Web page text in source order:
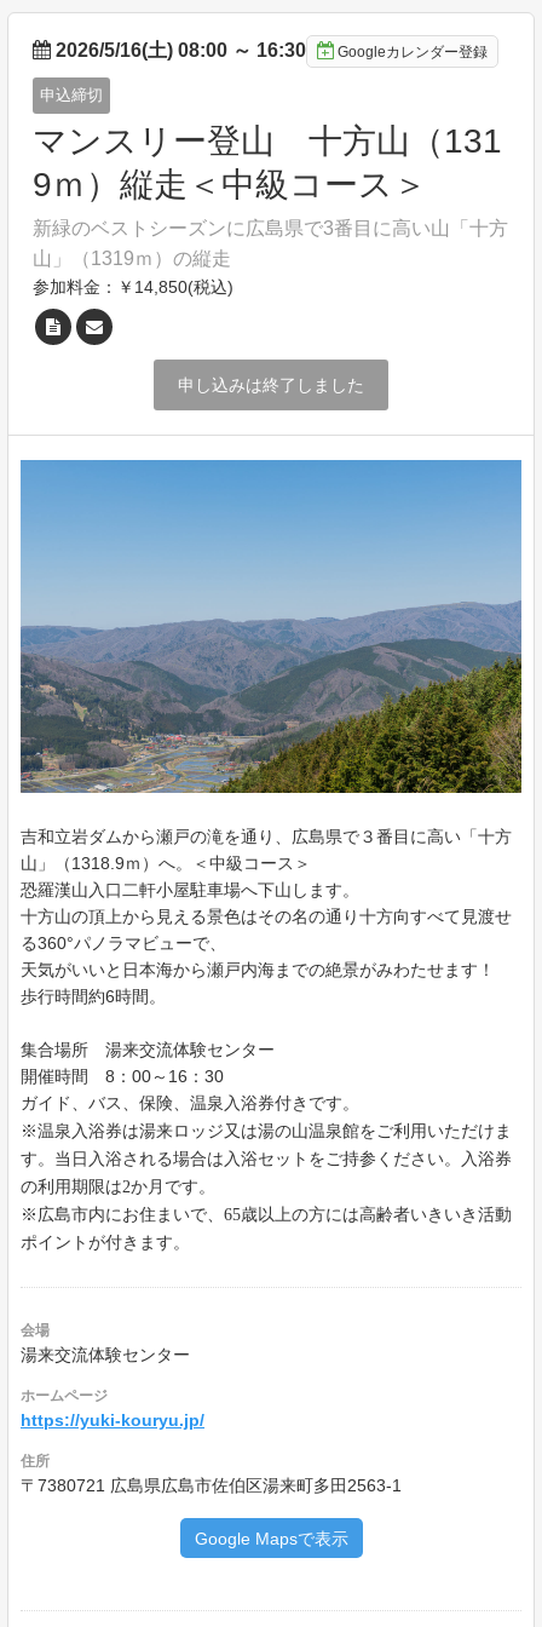
2026/5/16(土) 08:00 ～ 16:30 Googleカレンダー登録
申込締切
マンスリー登山 十方山（131
9ｍ）縦走＜中級コース＞
新緑のベストシーズンに広島県で3番目に高い山「十方
山」（1319ｍ）の縦走
参加料金：￥14,850(税込)
申し込みは終了しました
吉和立岩ダムから瀬戸の滝を通り、広島県で３番目に高い「十方
山」（1318.9ｍ）へ。＜中級コース＞
恐羅漢山入口二軒小屋駐車場へ下山します。
十方山の頂上から見える景色はその名の通り十方向すべて見渡せ
る360°パノラマビューで、
天気がいいと日本海から瀬戸内海までの絶景がみわたせます！
歩行時間約6時間。
集合場所 湯来交流体験センター
開催時間 8：00～16：30
ガイド、バス、保険、 温泉入浴券付きです。
※温泉入浴券は湯来ロッジ又は湯の山温泉館をご利用いただけま
す。当日入浴される場合は入浴セットをご持参ください。入浴券
の利用期限は2か月です。
※広島市内にお住まいで、65歳以上の方には高齢者いきいき活動
ポイントが付きます。
会場
湯来交流体験センター
ホームページ
https://yuki-kouryu.jp/
住所
〒7380721 広島県広島市佐伯区湯来町多田2563-1
Google Mapsで表示